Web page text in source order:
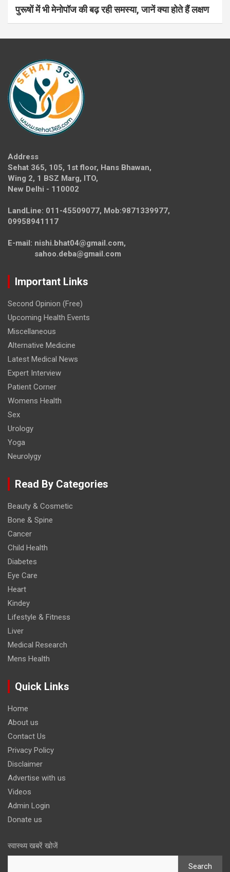
पुरूषों में भी मेनोपॉज की बढ़ रही समस्या, जानें क्या होते हैं लक्षण
Address
Sehat 365, 105, 1st floor, Hans Bhawan,
Wing 2, 1 BSZ Marg, ITO,
New Delhi - 110002
LandLine: 011-45509077, Mob:9871339977,
09958941117
E-mail: nishi.bhat04@gmail.com,
sahoo.deba@gmail.com
Important Links
Second Opinion (Free)
Upcoming Health Events
Miscellaneous
Alternative Medicine
Latest Medical News
Expert Interview
Patient Corner
Womens Health
Sex
Urology
Yoga
Neurolygy
Read By Categories
Beauty & Cosmetic
Bone & Spine
Cancer
Child Health
Diabetes
Eye Care
Heart
Kindey
Lifestyle & Fitness
Liver
Medical Research
Mens Health
Quick Links
Home
About us
Contact Us
Privacy Policy
Disclaimer
Advertise with us
Videos
Admin Login
Donate us
स्वास्थ्य खबरें खोजें
Search